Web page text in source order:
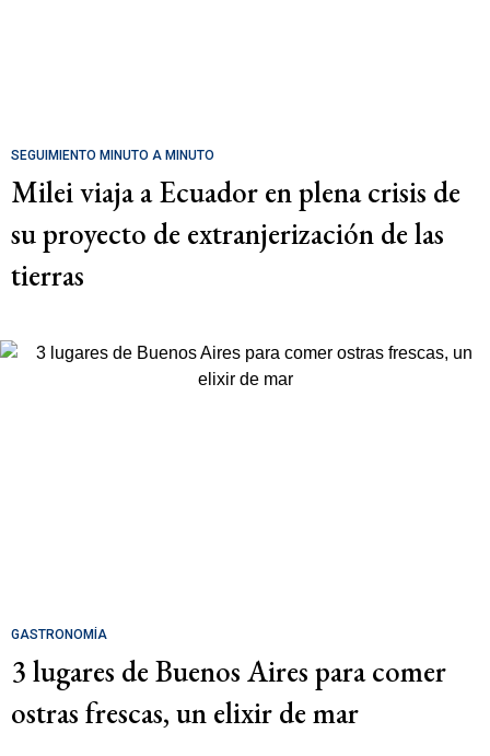
SEGUIMIENTO MINUTO A MINUTO
Milei viaja a Ecuador en plena crisis de
su proyecto de extranjerización de las
tierras
GASTRONOMÍA
3 lugares de Buenos Aires para comer
ostras frescas, un elixir de mar